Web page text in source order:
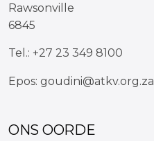
Rawsonville
6845
Tel.: +27 23 349 8100
Epos: goudini@atkv.org.za
ONS OORDE